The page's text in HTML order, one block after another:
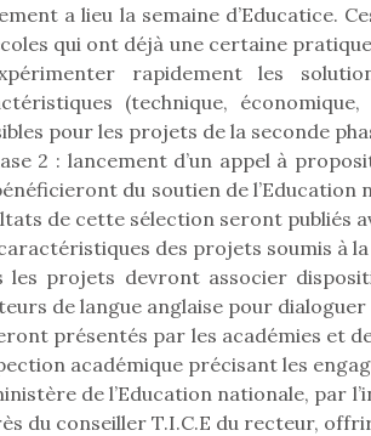
a lieu la semaine d’Educatice.
qui ont déjà une certaine pratique
rapidement les
(technique,
pour les projets de la seconde
2 : lancement d’un appel à
du soutien de l’Education
de cette sélection seront publiés
des projets soumis à
les projets devront associer
de langue anglaise pour
présentés par les académies et
académique précisant les
de l’Education nationale, par
du conseiller T.I.C.E du recteur,
retour des beaux jours,
c’est l’occasion rêvée
pour les enfants de…
presque